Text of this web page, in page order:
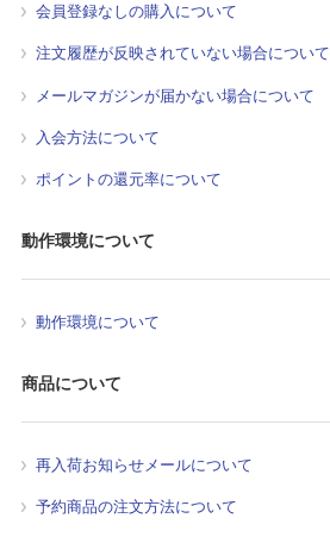
会員登録なしの購入について
注文履歴が反映されていない場合について
メールマガジンが届かない場合について
入会方法について
ポイントの還元率について
動作環境について
動作環境について
商品について
再入荷お知らせメールについて
予約商品の注文方法について